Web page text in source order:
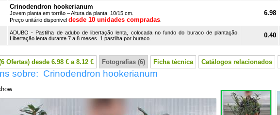
Crinodendron hookerianum
Jovem planta em torrão – Altura da planta: 10/15 cm.
Preço unitário disponivel desde 10 unidades compradas
6.98
ADUBO - Pastilha de adubo de libertação lenta, colocada no fundo do buraco de plantação.
Libertação lenta durante 7 a 8 meses. 1 pastilha por buraco.
0.40
Ofertas) desde 6.98 € a 8.12 € Fotografias (6) Ficha técnica Catálogos relacionados
sobre: Crinodendron hookerianum